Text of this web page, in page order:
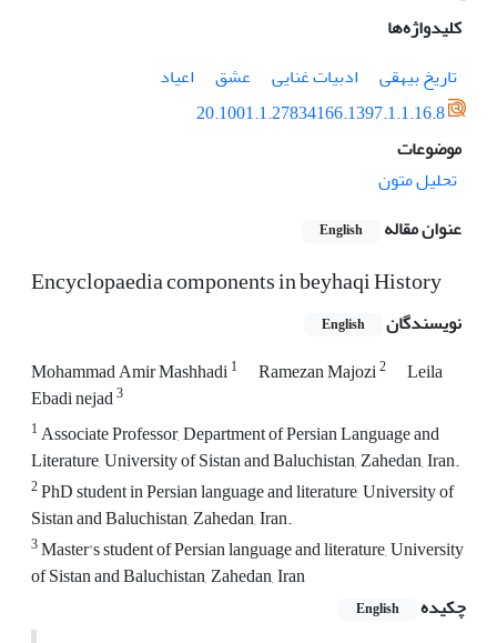
کلیدواژه‌ها
تاریخ بیهقی
ادبیات غنایی عشق
اعیاد
20.1001.1.27834166.1397.1.1.16.8
موضوعات
تحلیل متون
عنوان مقاله
English
Encyclopaedia components in beyhaqi History
نویسندگان English
Mohammad Amir Mashhadi1 Ramezan Majozi2
Leila
Ebadi nejad3
1Associate Professor, Department of Persian Language and
Literature, University of Sistan and Baluchistan, Zahedan, Iran.
2PhD student in Persian language and literature, University of
Sistan and Baluchistan, Zahedan, Iran.
3Master's student of Persian language and literature, University
of Sistan and Baluchistan, Zahedan, Iran
چکیده
English